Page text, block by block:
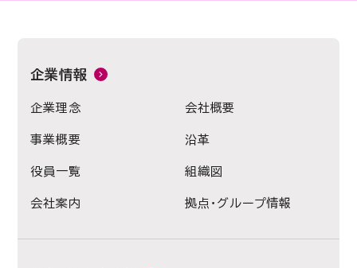
企業情報
企業理念 会社概要
事業概要 沿革
役員一覧 組織図
会社案内 拠点・グループ情報